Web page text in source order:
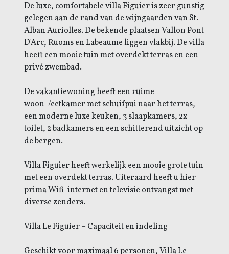
De luxe, comfortabele villa Figuier is zeer gunstig
gelegen aan de rand van de wijngaarden van St.
Alban Auriolles. De bekende plaatsen Vallon Pont
D'Arc, Ruoms en Labeaume liggen vlakbij. De villa
heeft een mooie tuin met overdekt terras en een
privé zwembad.
De vakantiewoning heeft een ruime
woon-/eetkamer met schuifpui naar het terras,
een moderne luxe keuken, 3 slaapkamers, 2x
toilet, 2 badkamers en een schitterend uitzicht op
de bergen.
Villa Figuier heeft werkelijk een mooie grote tuin
met een overdekt terras. Uiteraard heeft u hier
prima Wifi-internet en televisie ontvangst met
diverse zenders.
Villa Le Figuier – Capaciteit en indeling
Geschikt voor maximaal 6 personen, Villa Le